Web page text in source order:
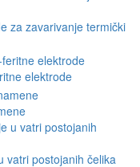
za zavarivanje termički
elektrode
vatri postojanih čelika